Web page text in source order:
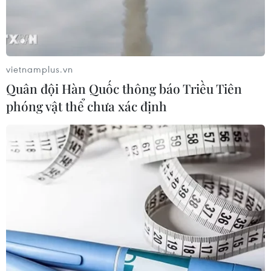
R3 cũng tích hợp một màn hình 3.2 inch LCD có
khả năng xoay lật linh hoạt. (Ảnh: Canon)
Canon EOS R3 sẽ lên kệ vào tháng 11 năm nay
với giá bán 5.999 USD, tương đương 136 triệu
vietnamplus.vn
Quân đội Hàn Quốc thông báo Triều Tiên
phóng vật thể chưa xác định